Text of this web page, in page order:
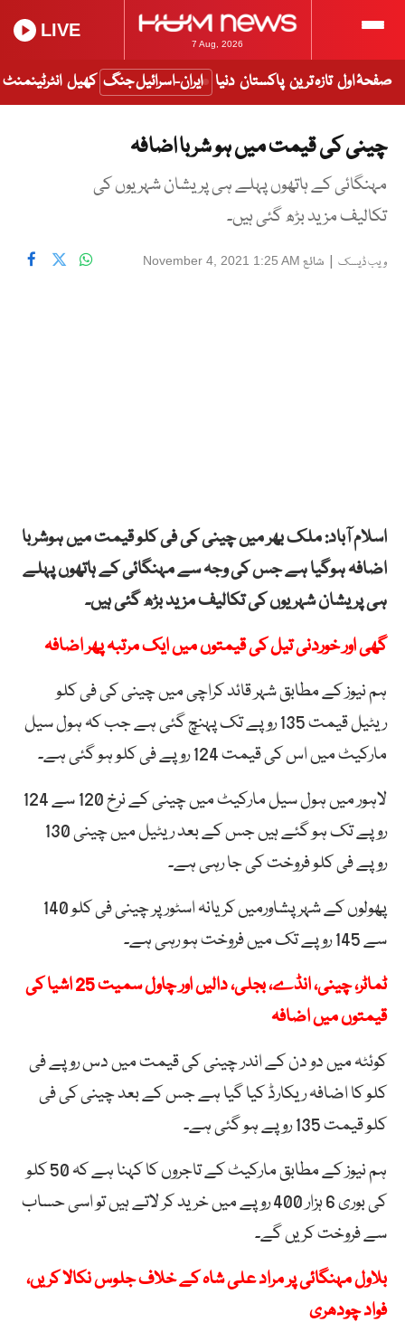
7 Aug, 2026
LIVE
صفحۂ اول تازہ ترین پاکستان دنیا ایران-اسرائیل جنگ کھیل انٹرٹینمنٹ
چینی کی قیمت میں ہو شربا اضافہ
مہنگائی کے ہاتھوں پہلے ہی پریشان شہریوں کی
تکالیف مزید بڑھ گئی ہیں۔
ویب ڈیسک | شائع November 4, 2021 1:25 AM
اسلام آباد: ملک بھر میں چینی کی فی کلو قیمت میں ہوشربا
اضافہ ہوگیا ہے جس کی وجہ سے مہنگائی کے ہاتھوں پہلے
ہی پریشان شہریوں کی تکالیف مزید بڑھ گئی ہیں۔
گھی اور خوردنی تیل کی قیمتوں میں ایک مرتبہ پھر اضافہ
ہم نیوز کے مطابق شہر قائد کراچی میں چینی کی فی کلو
ریٹیل قیمت 135 روپے تک پہنچ گئی ہے جب کہ ہول سیل
مارکیٹ میں اس کی قیمت 124 روپے فی کلو ہو گئی ہے۔
لاہور میں ہول سیل مارکیٹ میں چینی کے نرخ 120 سے 124
روپے تک ہو گئے ہیں جس کے بعد ریٹیل میں چینی 130
روپے فی کلو فروخت کی جا رہی ہے۔
پھولوں کے شہر پشاورمیں کریانہ اسٹور پر چینی فی کلو 140
سے 145 روپے تک میں فروخت ہو رہی ہے۔
ٹماٹر، چینی، انڈے، بجلی، دالیں اور چاول سمیت 25 اشیا کی
قیمتوں میں اضافہ
کوئٹہ میں دو دن کے اندر چینی کی قیمت میں دس روپے فی
کلو کا اضافہ ریکارڈ کیا گیا ہے جس کے بعد چینی کی فی
کلو قیمت 135 روپے ہو گئی ہے۔
ہم نیوز کے مطابق مارکیٹ کے تاجروں کا کہنا ہے کہ 50 کلو
کی بوری 6 ہزار 400 روپے میں خرید کر لاتے ہیں تو اسی حساب
سے فروخت کریں گے۔
بلاول مہنگائی پر مراد علی شاہ کے خلاف جلوس نکالا کریں،
فواد چودھری